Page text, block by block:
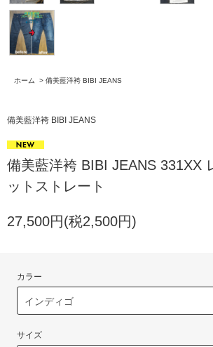
ホーム > 備美藍洋袴 BIBI JEANS
備美藍洋袴 BIBI JEANS
備美藍洋袴 BIBI JEANS 331XX
ットストレート
27,500円(税2,500円)
カラー
サイズ